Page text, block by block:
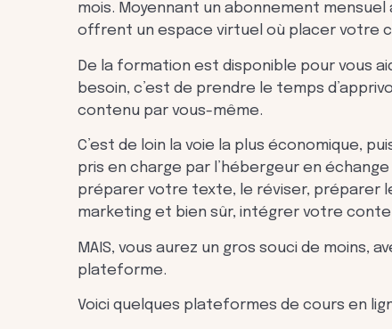
mois. Moyennant un abonnement
offrent un espace virtuel où placer votre
De la formation est disponible pour vous
besoin, c’est de prendre le temps
contenu par vous-même.
C’est de loin la voie la plus économique,
pris en charge par l’hébergeur en
préparer votre texte, le réviser, préparer
marketing et bien sûr, intégrer votre
MAIS, vous aurez un gros souci de moins,
plateforme.
Voici quelques plateformes de cours en